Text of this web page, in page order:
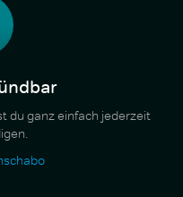
du ganz einfach jederzeit